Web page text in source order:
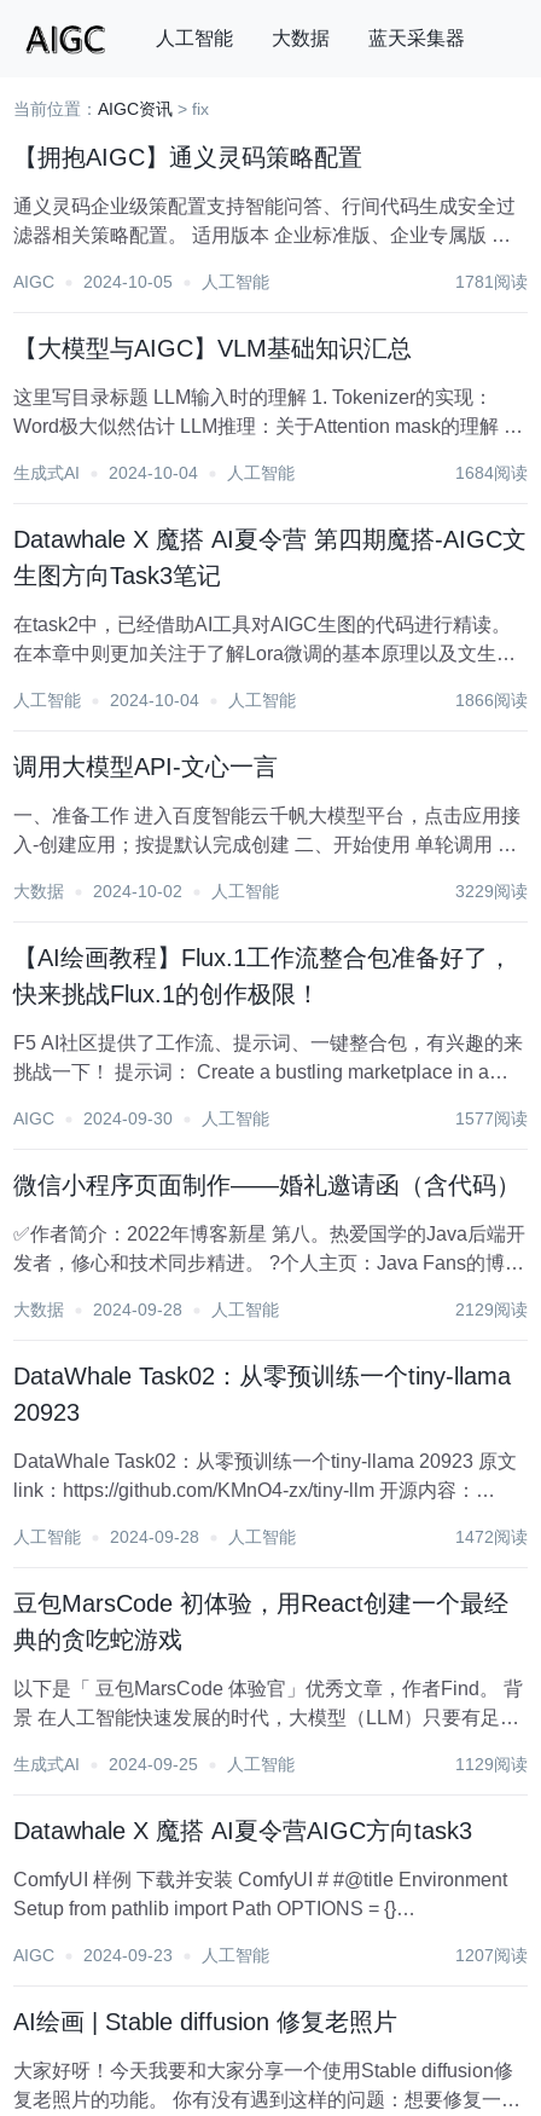
人工智能 大数据 蓝天采集器
搜索
当前位置：AIGC资讯 > fix
【拥抱AIGC】通义灵码策略配置
通义灵码企业级策配置支持智能问答、行间代码生成安全过
滤器相关策略配置。 适用版本 企业标准版、企业专属版 通
制台的策略配置中进行安全过滤器的配置，开启后，企业内
AIGC 2024-10-05 人工智能 1781阅读
【大模型与AIGC】VLM基础知识汇总
这里写目录标题 LLM输入时的理解 1. Tokenizer的实现：
Word极大似然估计 LLM推理：关于Attention mask的理解 1.
生成式AI 2024-10-04 人工智能 1684阅读
Datawhale X 魔搭 AI夏令营 第四期魔搭-AIGC文
生图方向Task3笔记
在task2中，已经借助AI工具对AIGC生图的代码进行精读。
在本章中则更加关注于了解Lora微调的基本原理以及文生图
X 魔搭 AI夏令营 第四期魔搭-AIGC文生图方向Task...
人工智能 2024-10-04 人工智能 1866阅读
调用大模型API-文心一言
一、准备工作 进入百度智能云千帆大模型平台，点击应用接
入-创建应用；按提默认完成创建 二、开始使用 单轮调用 进
择“HTTP请求调用”，把第一步创建应用的 应用A...
大数据 2024-10-02 人工智能 3229阅读
【AI绘画教程】Flux.1工作流整合包准备好了，
快来挑战Flux.1的创作极限！
​F5 AI社区提供了工作流、提示词、一键整合包，有兴趣的来
挑战一下！ 提示词： Create a bustling marketplace in a
AIGC 2024-09-30 人工智能 1577阅读
微信小程序页面制作——婚礼邀请函（含代码）
✅作者简介：2022年博客新星 第八。热爱国学的Java后端开
发者，修心和技术同步精进。 ?个人主页：Java Fans的博客
栏：微信小程序开发实战 ✨特色专栏：国学周更-心性养成之
大数据 2024-09-28 人工智能 2129阅读
DataWhale Task02：从零预训练一个tiny-llama
20923
DataWhale Task02：从零预训练一个tiny-llama 20923 原文
link：https://github.com/KMnO4-zx/tiny-llm 开源内容：
人工智能 2024-09-28 人工智能 1472阅读
豆包MarsCode 初体验，用React创建一个最经
典的贪吃蛇游戏
以下是「 豆包MarsCode 体验官」优秀文章，作者Find。 背
景 在人工智能快速发展的时代，大模型（LLM）只要有足够
个地球。LLM作为一个革命化的科技，可以取代很多岗位，
生成式AI 2024-09-25 人工智能 1129阅读
Datawhale X 魔搭 AI夏令营AIGC方向task3
ComfyUI 样例 下载并安装 ComfyUI # #@title Environment
Setup from pathlib import Path OPTIONS = {}
AIGC 2024-09-23 人工智能 1207阅读
AI绘画 | Stable diffusion 修复老照片
大家好呀！今天我要和大家分享一个使用Stable diffusion修
复老照片的功能。 你有没有遇到这样的问题：想要修复一张